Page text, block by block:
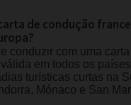
de condução
conduzir com uma
em todos os
turísticas curtas na
Mónaco e San